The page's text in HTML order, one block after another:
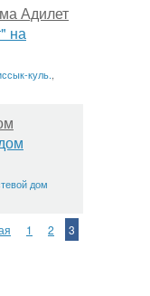
Адилет
на
куль.
дом
1 2
3